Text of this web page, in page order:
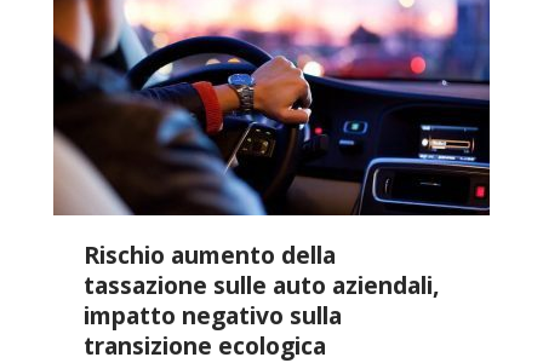
Rischio aumento della
tassazione sulle auto aziendali,
impatto negativo sulla
transizione ecologica